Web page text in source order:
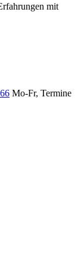
mit
Mo-Fr, Termine